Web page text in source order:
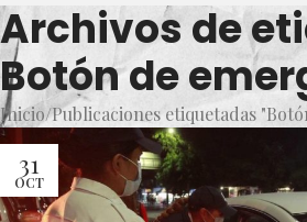
Archivos de
Botón de
Inicio Publicaciones etiquetadas
31
OCT